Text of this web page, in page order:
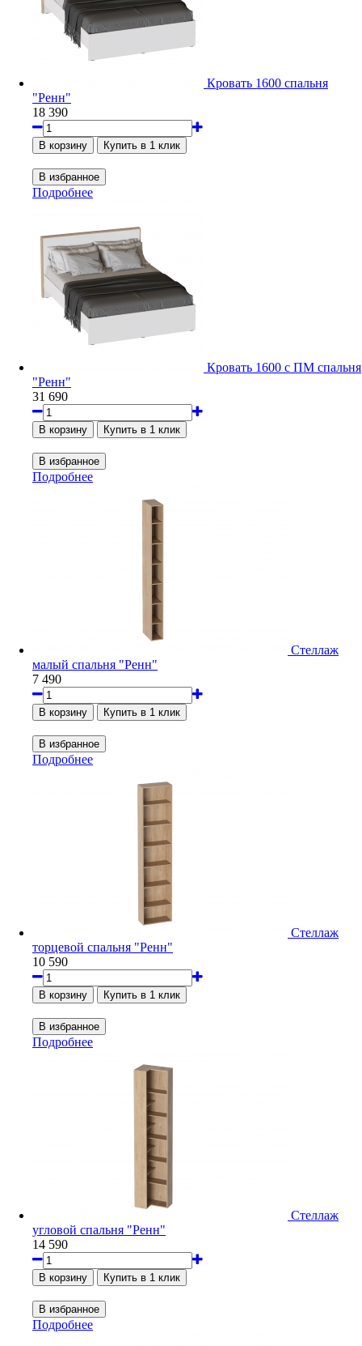
Кровать 1600 спальня
"Ренн"
18 390
Подробнее
Кровать 1600 с ПМ спальня
"Ренн"
31 690
Подробнее
Стеллаж
малый спальня "Ренн"
7 490
Подробнее
Стеллаж
торцевой спальня "Ренн"
10 590
Подробнее
Стеллаж
угловой спальня "Ренн"
14 590
Подробнее